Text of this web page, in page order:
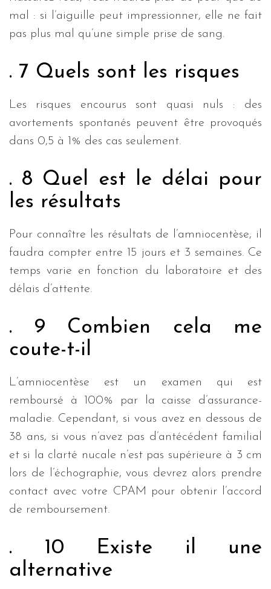
mal : si l’aiguille peut impressionner, elle ne fait
pas plus mal qu’une simple prise de sang.
. 7 Quels sont les risques
Les risques encourus sont quasi nuls : des
avortements spontanés peuvent être provoqués
dans 0,5 à 1% des cas seulement.
. 8 Quel est le délai pour
les résultats
Pour connaître les résultats de l’amniocentèse, il
faudra compter entre 15 jours et 3 semaines. Ce
temps varie en fonction du laboratoire et des
délais d’attente.
. 9 Combien cela me
coute-t-il
L’amniocentèse est un examen qui est
remboursé à 100% par la caisse d’assurance-
maladie. Cependant, si vous avez en dessous de
38 ans, si vous n’avez pas d’antécédent familial
et si la clarté nucale n’est pas supérieure à 3 cm
lors de l’échographie, vous devrez alors prendre
contact avec votre CPAM pour obtenir l’accord
de remboursement.
. 10 Existe il une
alternative